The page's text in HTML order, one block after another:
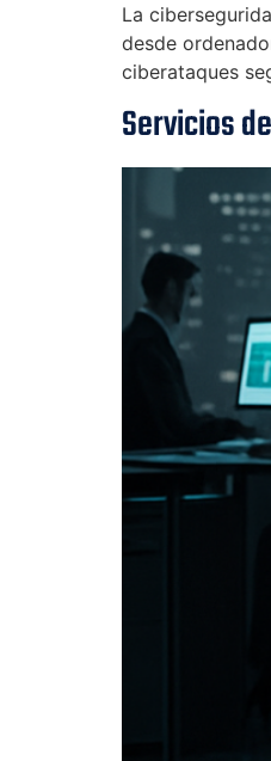
La
desde
ciberataques
Servicios